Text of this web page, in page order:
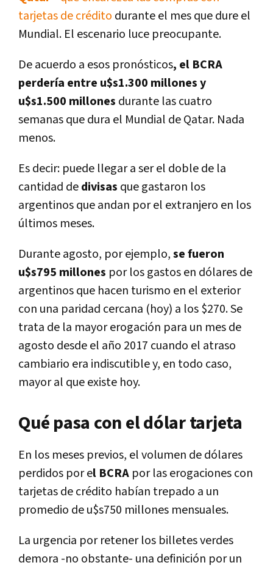
tarjetas de crédito durante el mes que dure el
Mundial. El escenario luce preocupante.
De acuerdo a esos pronósticos, el BCRA
perdería entre u$s1.300 millones y
u$s1.500 millones durante las cuatro
semanas que dura el Mundial de Qatar. Nada
menos.
Es decir: puede llegar a ser el doble de la
cantidad dedivisas que gastaron los
argentinos que andan por el extranjero en los
últimos meses.
Durante agosto, por ejemplo,se fueron
u$s795 millones por los gastos en dólares de
argentinos que hacen turismo en el exterior
con una paridad cercana (hoy) a los $270. Se
trata de la mayor erogación para un mes de
agosto desde el año 2017 cuando el atraso
cambiario era indiscutible y, en todo caso,
mayor al que existe hoy.
Qué pasa con el dólar tarjeta
En los meses previos, el volumen de dólares
perdidos por el BCRA por las erogaciones con
tarjetas de crédito habían trepado a un
promedio de u$s750 millones mensuales.
La urgencia por retener los billetes verdes
demora -no obstante- una definición por un